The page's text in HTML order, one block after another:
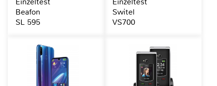
Beafon
SL 595
Switel
VS700